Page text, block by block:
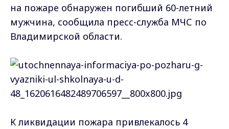
на пожаре обнаружен погибший 60-летний
мужчина, сообщила пресс-служба МЧС по
Владимирской области.
К ликвидации пожара привлекалось 4